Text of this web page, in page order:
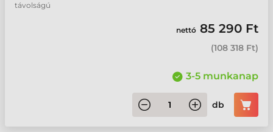
távolságú
nettó 85 290 Ft
(108 318 Ft)
3-5 munkanap
db